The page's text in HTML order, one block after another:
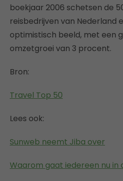
boekjaar 2006 schetsen de
reisbedrijven van Nederland
optimistisch beeld, met een
omzetgroei van 3 procent.
Bron:
Travel Top 50
Lees ook:
Sunweb neemt Jiba over
Waarom gaat iedereen nu in